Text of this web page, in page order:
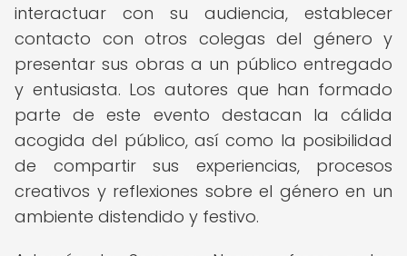
interactuar con su audiencia, establecer
contacto con otros colegas del género y
presentar sus obras a un público entregado
y entusiasta. Los autores que han formado
parte de este evento destacan la cálida
acogida del público, así como la posibilidad
de compartir sus experiencias, procesos
creativos y reflexiones sobre el género en un
ambiente distendido y festivo.